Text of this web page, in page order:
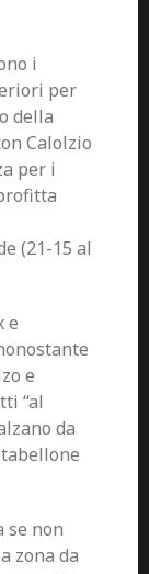
i
per
della
Calolzio
per i
(21-15 al
e
e
“al
da
se non
zona da